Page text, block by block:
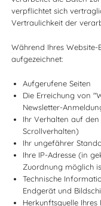
verpflichtet sich
Vertraulichkeit der
Während Ihres Website-
aufgezeichnet:
Aufgerufene Seiten
Die Erreichung von
Newsletter-
Ihr Verhalten auf den
Scrollverhalten)
Ihr ungefährer
Ihre IP-Adresse (in
Zuordnung möglich
Technische
Endgerät und
Herkunftsquelle Ihres